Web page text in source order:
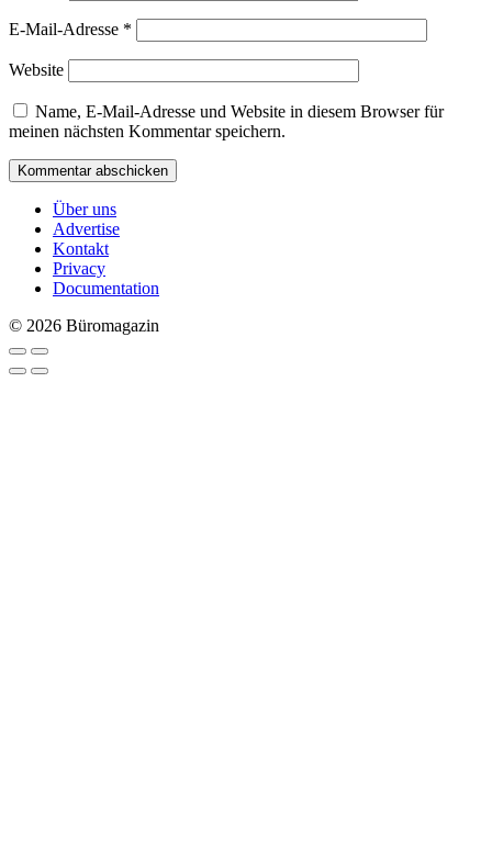
E-Mail-Adresse *
Website
Name, E-Mail-Adresse und Website in diesem Browser für
meinen nächsten Kommentar speichern.
Über uns
Advertise
Kontakt
Privacy
Documentation
© 2026 Büromagazin